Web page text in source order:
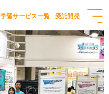
学習サービス一覧 受託開発